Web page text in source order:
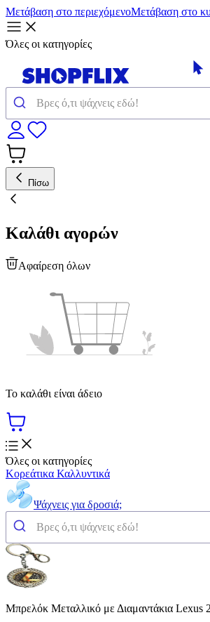
Μετάβαση στο περιεχόμενοΜετάβαση στο
Όλες οι κατηγορίες
Πίσω
Καλάθι αγορών
Αφαίρεση όλων
Το καλάθι είναι άδειο
Όλες οι κατηγορίες
Κορεάτικα Καλλυντικά
Ψάχνεις για δροσιά;
Μπρελόκ Μεταλλικό με Διαμαντάκια Lexus